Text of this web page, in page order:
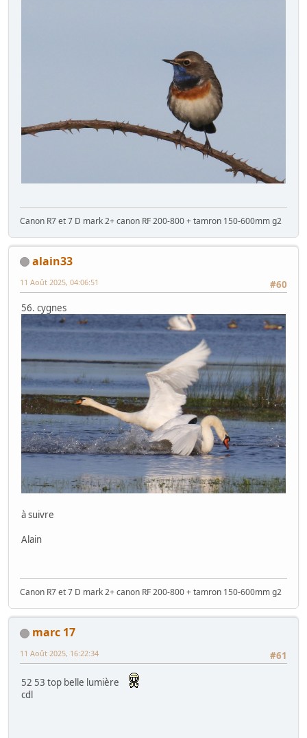
Canon R7 et 7 D mark 2+ canon RF 200-800 + tamron 150-600mm g2
alain33
#60
11 Août 2025, 04:06:51
56. cygnes
à suivre
Alain
Canon R7 et 7 D mark 2+ canon RF 200-800 + tamron 150-600mm g2
marc 17
#61
11 Août 2025, 16:22:34
52 53 top belle lumière
cdl